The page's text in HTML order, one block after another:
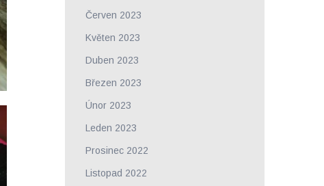
Červen 2023
Květen 2023
Duben 2023
Březen 2023
Únor 2023
Leden 2023
Prosinec 2022
Listopad 2022